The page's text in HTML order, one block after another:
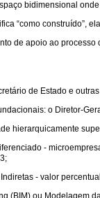
bidimensional
“como construído”,
de apoio ao
de Estado e
o Diretor-
hierarquicamente
-
- valor
(BIM) ou Modelagem